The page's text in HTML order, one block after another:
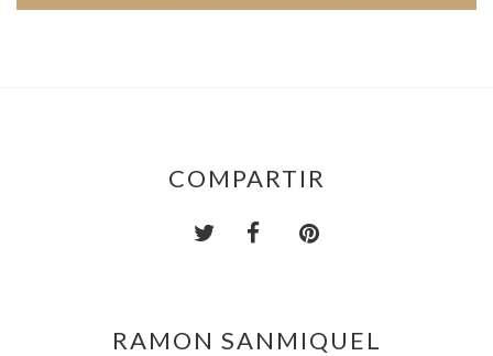
COMPARTIR
RAMON SANMIQUEL